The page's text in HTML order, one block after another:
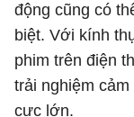
động cũng có
biệt. Với kính
phim trên điện
trải nghiệm
cực lớn.